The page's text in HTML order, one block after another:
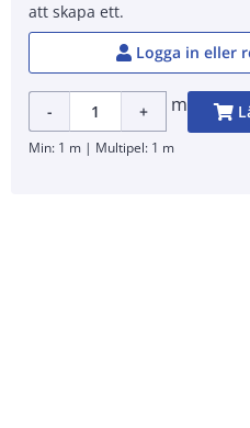
att skapa ett.
Logga in eller
- + m
Min: 1 m | Multipel: 1 m